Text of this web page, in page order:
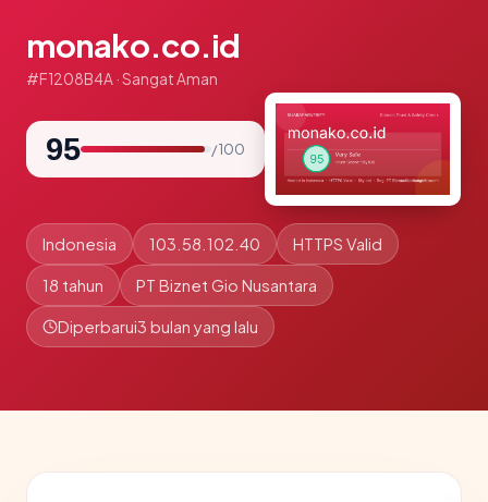
monako.co.id
#F1208B4A · Sangat Aman
95 / 100
Indonesia 103.58.102.40 HTTPS Valid
18 tahun PT Biznet Gio Nusantara
Diperbarui3 bulan yang lalu